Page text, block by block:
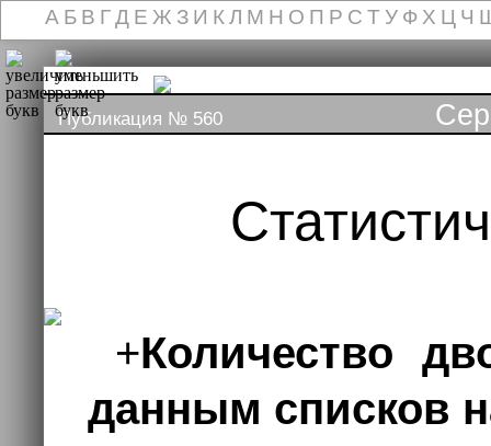
А Б В ГД Е Ж З И К Л М Н О П Р С Т У Ф Х Ц Ч
Публикация № 560
+Количество
данным списков